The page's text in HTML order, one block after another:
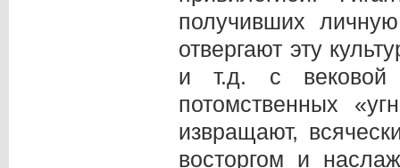
получивших
отвергают эту
и т.д. с вековой
потомственных
извращают,
восторгом и